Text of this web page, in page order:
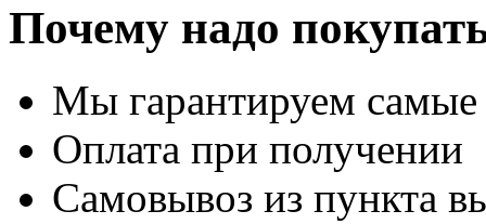
Почему надо
Мы гарантируем
Оплата при получении
Самовывоз из пункта